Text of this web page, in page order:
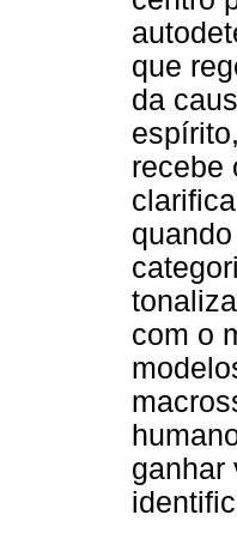
que
da
recebe
com o
ganhar